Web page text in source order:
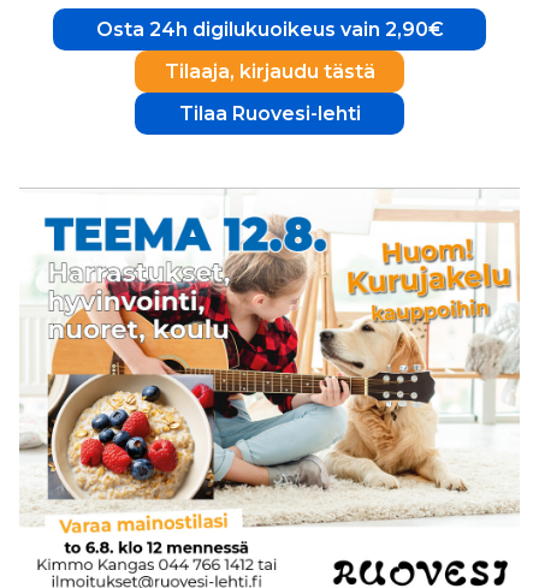
Osta 24h digilukuoikeus vain 2,90€
Tilaaja, kirjaudu tästä
Tilaa Ruovesi-lehti